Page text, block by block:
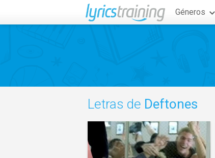
Géneros
Letras de Deftones